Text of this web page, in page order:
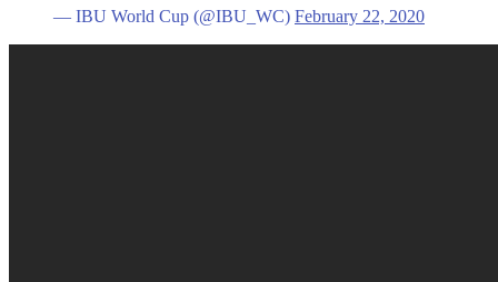
— IBU World Cup (@IBU_WC) February 22, 2020